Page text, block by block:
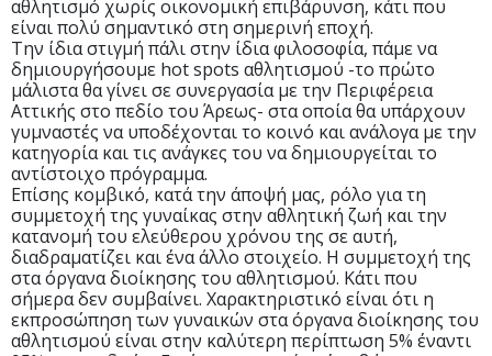
αθλητισμό χωρίς οικονομική επιβάρυνση, κάτι που
είναι πολύ σημαντικό στη σημερινή εποχή.
Την ίδια στιγμή πάλι στην ίδια φιλοσοφία, πάμε να
δημιουργήσουμε hot spots αθλητισμού -το πρώτο
μάλιστα θα γίνει σε συνεργασία με την Περιφέρεια
Αττικής στο πεδίο του Άρεως- στα οποία θα υπάρχουν
γυμναστές να υποδέχονται το κοινό και ανάλογα με την
κατηγορία και τις ανάγκες του να δημιουργείται το
αντίστοιχο πρόγραμμα.
Επίσης κομβικό, κατά την άποψή μας, ρόλο για τη
συμμετοχή της γυναίκας στην αθλητική ζωή και την
κατανομή του ελεύθερου χρόνου της σε αυτή,
διαδραματίζει και ένα άλλο στοιχείο. Η συμμετοχή της
στα όργανα διοίκησης του αθλητισμού. Κάτι που
σήμερα δεν συμβαίνει. Χαρακτηριστικό είναι ότι η
εκπροσώπηση των γυναικών στα όργανα διοίκησης του
αθλητισμού είναι στην καλύτερη περίπτωση 5% έναντι